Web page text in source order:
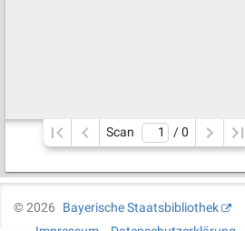
Scan / 0
©2026
Bayerische Staatsbibliothek